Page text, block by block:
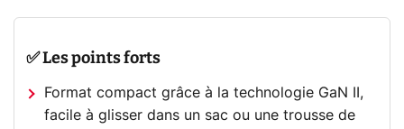
✅ Les points forts
Format compact grâce à la technologie GaN II,
facile à glisser dans un sac ou une trousse de